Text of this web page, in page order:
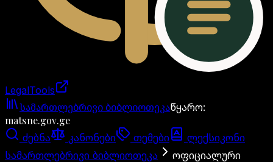
LegalTools
ანგარიში იტვირთება
სამართლებრივი ბიბლიოთეკაწყარო:
matsne.gov.ge
ძებნა კანონები თემები
ლექსიკონი
სამართლებრივი ბიბლიოთეკა
ოფიციალური